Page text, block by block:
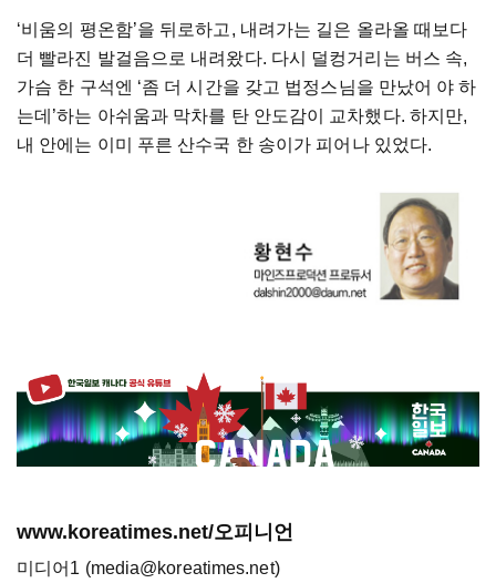
‘비움의 평온함’을 뒤로하고 , 내려가는 길은 올라올 때보다
더 빨라진 발걸음으로 내려왔다. 다시 덜컹거리는 버스 속,
가슴 한 구석엔 ‘좀 더 시간을 갖고 법정스님을 만났어 야 하
는데 ’하는 아쉬움과 막차를 탄 안도감이 교차했다. 하지만,
내 안에는 이미 푸른 산수국 한 송이가 피어나 있었다.
www.koreatimes.net/오피니언
미디어1 (media@koreatimes.net)